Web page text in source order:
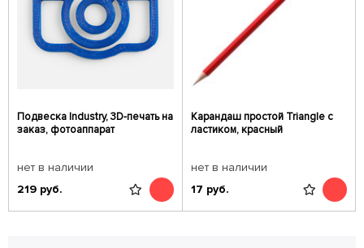
Подвеска Industry, 3D-печать на
заказ, фотоаппарат
нет в наличии
219 руб.
Карандаш простой Triangle с
ластиком, красный
нет в наличии
17 руб.